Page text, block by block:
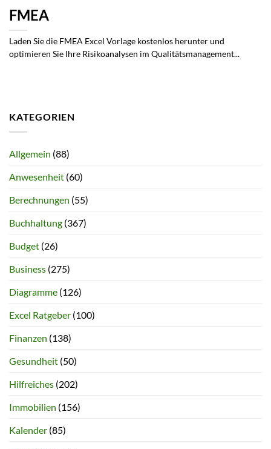
FMEA
Laden Sie die FMEA Excel Vorlage kostenlos herunter und
optimieren Sie Ihre Risikoanalysen im Qualitätsmanagement...
KATEGORIEN
Allgemein (88)
Anwesenheit (60)
Berechnungen (55)
Buchhaltung (367)
Budget (26)
Business (275)
Diagramme (126)
Excel Ratgeber (100)
Finanzen (138)
Gesundheit (50)
Hilfreiches (202)
Immobilien (156)
Kalender (85)